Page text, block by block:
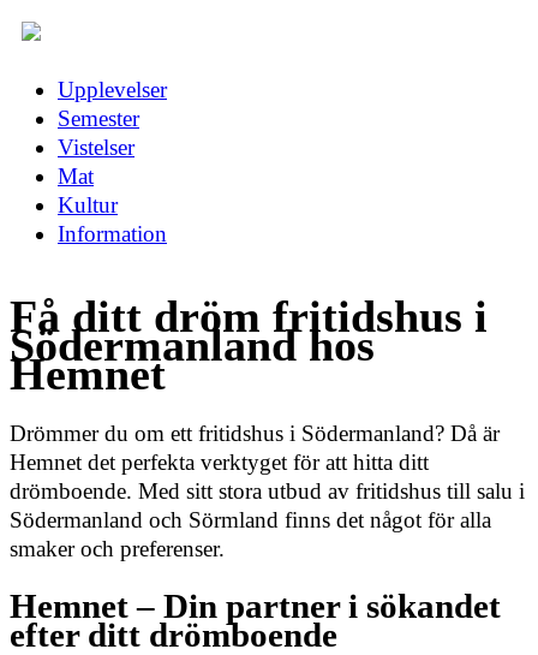
Upplevelser
Semester
Vistelser
Mat
Kultur
Information
Få ditt dröm fritidshus i
Södermanland hos
Hemnet
Drömmer du om ett fritidshus i Södermanland? Då är
Hemnet det perfekta verktyget för att hitta ditt
drömboende. Med sitt stora utbud av fritidshus till salu i
Södermanland och Sörmland finns det något för alla
smaker och preferenser.
Hemnet – Din partner i sökandet
efter ditt drömboende